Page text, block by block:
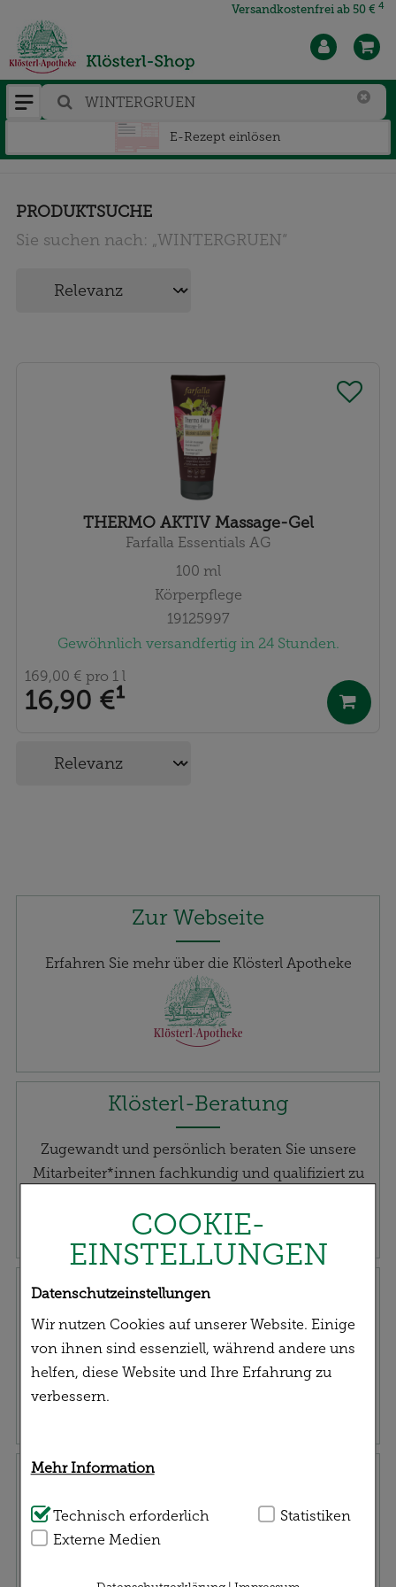
COOKIE-
EINSTELLUNGEN
Datenschutzeinstellungen
Wir nutzen Cookies auf unserer Website. Einige
von ihnen sind essenziell, während andere uns
helfen, diese Website und Ihre Erfahrung zu
verbessern.
Mehr Information
Technisch Notwendig:Hierbei handelt es sich
um Cookies, die für die Grundfunktionen
Technisch erforderlich
Statistiken
Externe Medien
Versandkostenfrei ab 50 € 4
E-Rezept einlösen
PRODUKTSUCHE
Sie suchen nach: „WINTERGRUEN“
THERMO AKTIV Massage-Gel
Farfalla Essentials AG
100 ml
Körperpflege
19125997
Gewöhnlich versandfertig in 24 Stunden.
16,90 €¹
169,00 € pro 1 l
Zur Webseite
Erfahren Sie mehr über die Klösterl Apotheke
Klösterl-Beratung
Zugewandt und persönlich beraten Sie unsere
Mitarbeiter*innen fachkundig und qualifiziert zu
Rezept einreichen
Service | Versand